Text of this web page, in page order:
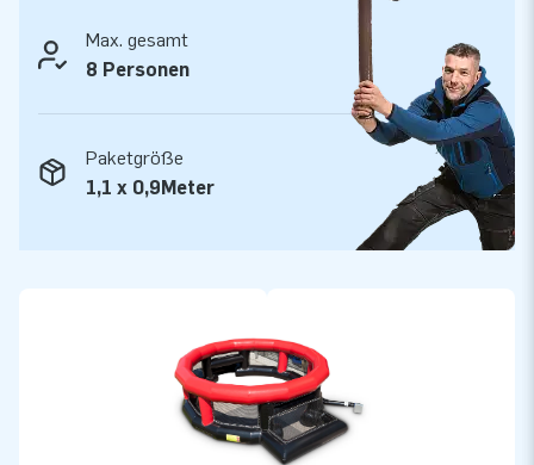
Max. gesamt
8 Personen
Paketgröße
1,1 x 0,9Meter